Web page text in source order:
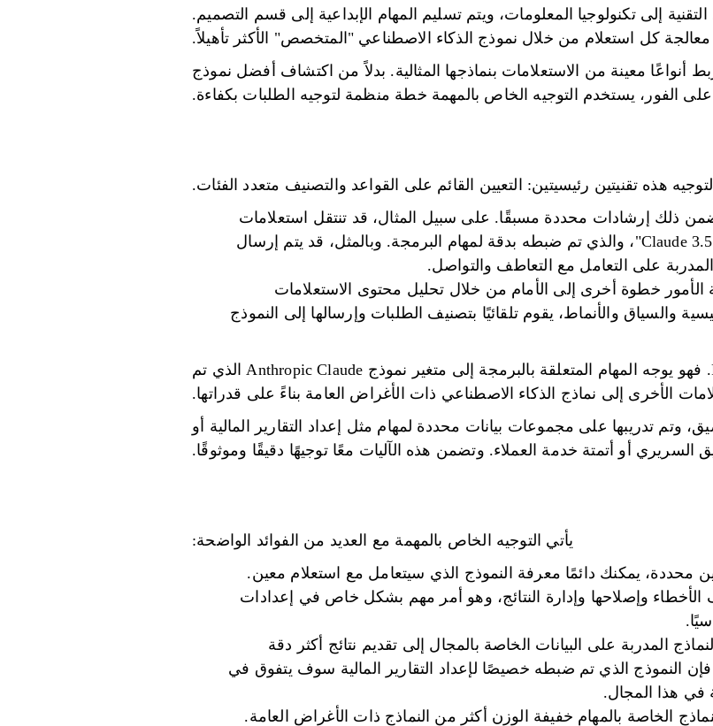
إلى تكنولوجيا المعلومات، ويتم تسليم المهام الإبداعية إلى قسم التصميم.
كل استعلام من خلال نموذج الذكاء الاصطناعي "المتخصص" الأكثر تأهيلاً.
أنواعًا معينة من الاستعلامات بنماذجها المثالية. بدلاً من اكتشاف أفضل نموذج
على الفور، يستخدم التوجيه الخاص بالمهمة خطة منظمة لتوجيه الطلبات بكفاءة.
هذه تقنيتين رئيسيتين: التعيين القائم على القواعد والتصنيف متعدد الفئات.
ذلك إرشادات محددة مسبقًا. على سبيل المثال، قد تنتقل استعلامات
البرمجة دائمًا إلى نموذج مثل Claude 3.5 "Sonnet"، والذي تم ضبطه بدقة لمهام البرمجة. وبالمثل، قد يتم إرسال
على التعامل مع التعاطف والتواصل.
الأمور خطوة أخرى إلى الأمام من خلال تحليل محتوى الاستعلامات
والسياق والأنماط، يقوم تلقائيًا بتصنيف الطلبات وإرسالها إلى النموذج
مثال على ذلك عمليًا هو منصة Requesty. فهو يوجه المهام المتعلقة بالبرمجة إلى متغير نموذج Anthropic Claude الذي تم
الأخرى إلى نماذج الذكاء الاصطناعي ذات الأغراض العامة بناءً على قدراتها.
وتم تدريبها على مجموعات بيانات محددة لمهام مثل إعداد التقارير المالية أو
السريري أو أتمتة خدمة العملاء. وتضمن هذه الآليات معًا توجيهًا دقيقًا وموثوقًا.
يأتي التوجيه الخاص بالمهمة مع العديد من الفوائد الواضحة:
محددة، يمكنك دائمًا معرفة النموذج الذي سيتعامل مع استعلام معين.
الأخطاء وإصلاحها وإدارة النتائج، وهو أمر مهم بشكل خاص في إعدادات
المدربة على البيانات الخاصة بالمجال إلى تقديم نتائج أكثر دقة
فإن النموذج الذي تم ضبطه خصيصًا لإعداد التقارير المالية سوف يتفوق في
في هذا المجال.
الخاصة بالمهام خفيفة الوزن أكثر من النماذج ذات الأغراض العامة.